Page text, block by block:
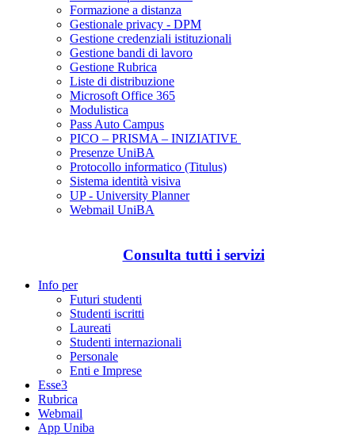
Formazione a distanza
Gestionale privacy - DPM
Gestione credenziali istituzionali
Gestione bandi di lavoro
Gestione Rubrica
Liste di distribuzione
Microsoft Office 365
Modulistica
Pass Auto Campus
PICO – PRISMA – INIZIATIVE
Presenze UniBA
Protocollo informatico (Titulus)
Sistema identità visiva
UP - University Planner
Webmail UniBA
Consulta tutti i servizi
Info per
Futuri studenti
Studenti iscritti
Laureati
Studenti internazionali
Personale
Enti e Imprese
Esse3
Rubrica
Webmail
App Uniba